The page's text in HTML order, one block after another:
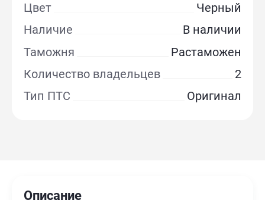
Цвет
Черный
Наличие
В наличии
Таможня
Растаможен
Количество владельцев
2
Тип ПТС
Оригинал
Описание